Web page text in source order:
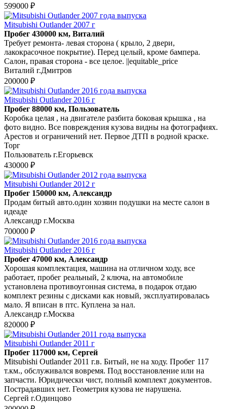
599000 ₽
Mitsubishi Outlander 2007 г
Пробег 430000 км, Виталий
Требует ремонта- левая сторона ( крыло, 2 двери,
лакокрасочное покрытие). Перед целый, кроме бампера.
Салон, правая сторона - все целое. ||equitable_price
Виталий г.Дмитров
200000 ₽
Mitsubishi Outlander 2016 г
Пробег 88000 км, Пользователь
Коробка целая , на двигателе разбита боковая крышка , на
фото видно. Все повреждения кузова видны на фотографиях.
Арестов и ограничений нет. Первое ДТП в родной краске.
Торг
Пользователь г.Егорьевск
430000 ₽
Mitsubishi Outlander 2012 г
Пробег 150000 км, Александр
Продам битый авто.один хозяин подушки на месте салон в
идеаде
Александр г.Москва
700000 ₽
Mitsubishi Outlander 2016 г
Пробег 47000 км, Александр
Хорошая комплектация, машина на отличном ходу, все
работает, пробег реальный, 2 ключа, на автомобиле
установлена противоугонная система, в подарок отдаю
комплект резины с дисками как новый, эксплуатировалась
мало. Я вписан в птс. Куплена за нал.
Александр г.Москва
820000 ₽
Mitsubishi Outlander 2011 г
Пробег 117000 км, Сергей
Mitsubishi Outlander 2011 г.в. Битый, не на ходу. Пробег 117
т.км., обслуживался вовремя. Под восстановление или на
запчасти. Юридически чист, полный комплект документов.
Пострадавших нет. Геометрия кузова не нарушена.
Сергей г.Одинцово